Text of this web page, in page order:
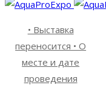
• Выставка
переносится • О
месте и дате
проведения